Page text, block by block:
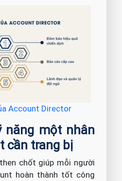
Account Director
năng một nhân
cần trang bị
chốt giúp mỗi người
hoàn thành tốt công